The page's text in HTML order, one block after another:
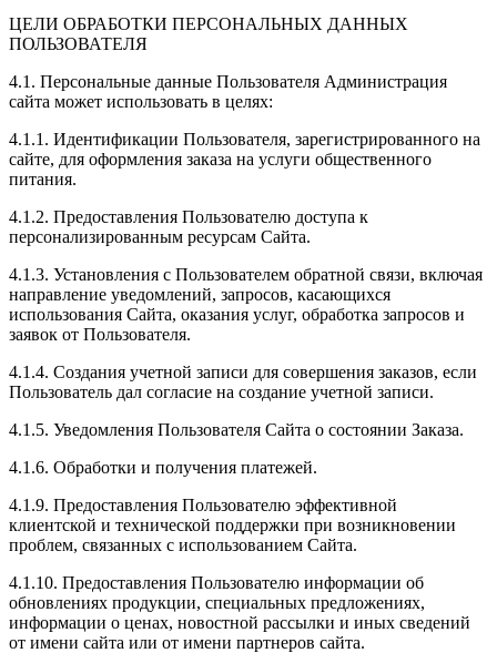
ЦЕЛИ ОБРАБОТКИ ПЕРСОНАЛЬНЫХ ДАННЫХ
ПОЛЬЗОВАТЕЛЯ
4.1. Персональные данные Пользователя Администрация
сайта может использовать в целях:
4.1.1. Идентификации Пользователя, зарегистрированного на
сайте, для оформления заказа на услуги общественного
питания.
4.1.2. Предоставления Пользователю доступа к
персонализированным ресурсам Сайта.
4.1.3. Установления с Пользователем обратной связи, включая
направление уведомлений, запросов, касающихся
использования Сайта, оказания услуг, обработка запросов и
заявок от Пользователя.
4.1.4. Создания учетной записи для совершения заказов, если
Пользователь дал согласие на создание учетной записи.
4.1.5. Уведомления Пользователя Сайта о состоянии Заказа.
4.1.6. Обработки и получения платежей.
4.1.9. Предоставления Пользователю эффективной
клиентской и технической поддержки при возникновении
проблем, связанных с использованием Сайта.
4.1.10. Предоставления Пользователю информации об
обновлениях продукции, специальных предложениях,
информации о ценах, новостной рассылки и иных сведений
от имени сайта или от имени партнеров сайта.